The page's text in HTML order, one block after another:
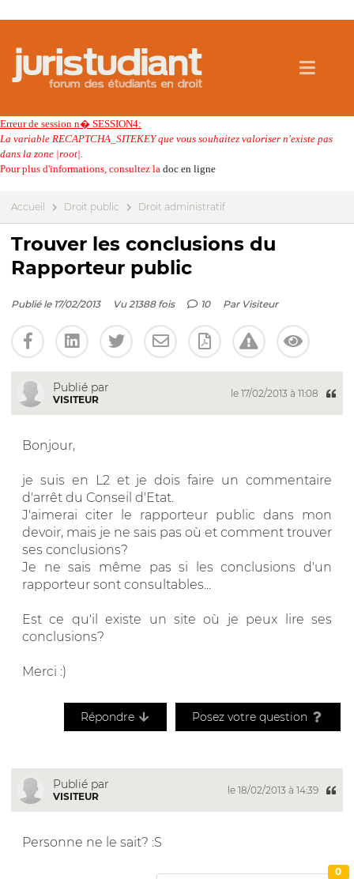
Erreur de session n� SESSION4:
La variable RECAPTCHA_SITEKEY que vous souhaitez valoriser n'existe pas
dans la zone |root|.
Pour plus d'informations, consultez la doc en ligne
Accueil Droit public Droit administratif
Trouver les conclusions du
Rapporteur public
Publié le 17/02/2013 Vu 21388 fois 10 Par Visiteur
Publié par
VISITEUR
le 17/02/2013 à 11:08
Bonjour,
je suis en L2 et je dois faire un commentaire
d'arrêt du Conseil d'Etat.
J'aimerai citer le rapporteur public dans mon
devoir, mais je ne sais pas où et comment trouver
ses conclusions?
Je ne sais même pas si les conclusions d'un
rapporteur sont consultables...
Est ce qu'il existe un site où je peux lire ses
conclusions?
Merci :)
Répondre Posez votre question
Publié par
VISITEUR
le 18/02/2013 à 14:39
Personne ne le sait? :S
0